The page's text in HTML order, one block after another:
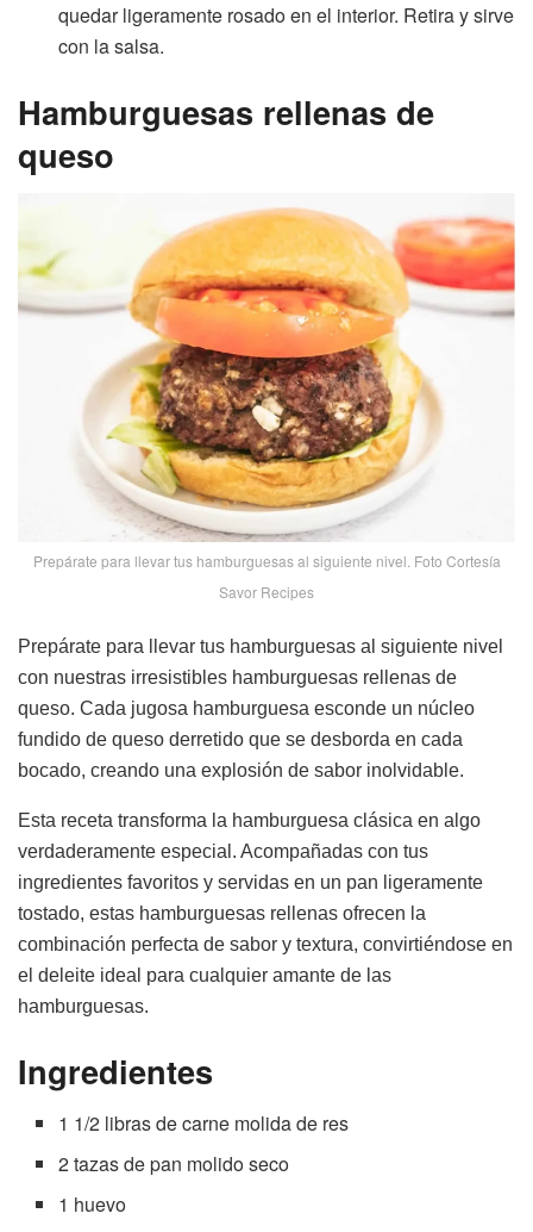
quedar ligeramente rosado en el interior. Retira y sirve
con la salsa.
Hamburguesas rellenas de
queso
Prepárate para llevar tus hamburguesas al siguiente nivel. Foto Cortesía
Savor Recipes
Prepárate para llevar tus hamburguesas al siguiente nivel
con nuestras irresistibles hamburguesas rellenas de
queso. Cada jugosa hamburguesa esconde un núcleo
fundido de queso derretido que se desborda en cada
bocado, creando una explosión de sabor inolvidable.
Esta receta transforma la hamburguesa clásica en algo
verdaderamente especial. Acompañadas con tus
ingredientes favoritos y servidas en un pan ligeramente
tostado, estas hamburguesas rellenas ofrecen la
combinación perfecta de sabor y textura, convirtiéndose en
el deleite ideal para cualquier amante de las
hamburguesas.
Ingredientes
1 1/2 libras de carne molida de res
2 tazas de pan molido seco
1 huevo